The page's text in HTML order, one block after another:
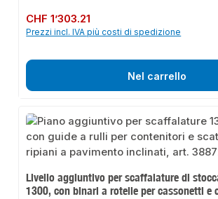
Prezzo normale:
CHF 1’303.21
Prezzi incl. IVA più costi di spedizione
Nel carrello
Livello aggiuntivo per scaffalature di
1300, con binari a rotelle per cassonetti e